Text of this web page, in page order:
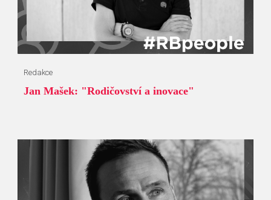
Redakce
Jan Mašek: "Rodičovství a inovace"